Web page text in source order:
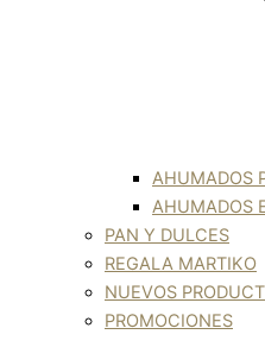
AHUMADOS
AHUMADOS
PAN Y DULCES
REGALA MARTIKO
NUEVOS
PROMOCIONES